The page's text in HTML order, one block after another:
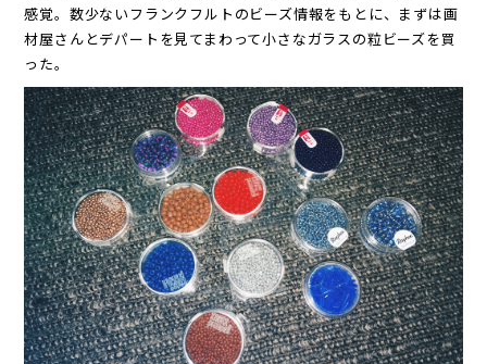
感覚。数少ないフランクフルトのビーズ情報をもとに、まずは画
材屋さんとデパートを見てまわって小さなガラスの粒ビーズを買
った。